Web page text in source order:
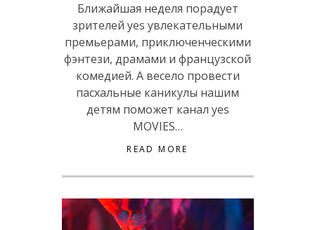
Ближайшая неделя порадует
зрителей yes увлекательными
премьерами, приключенческими
фэнтези, драмами и французской
комедией. А весело провести
пасхальные каникулы нашим
детям поможет канал yes
MOVIES…
READ MORE